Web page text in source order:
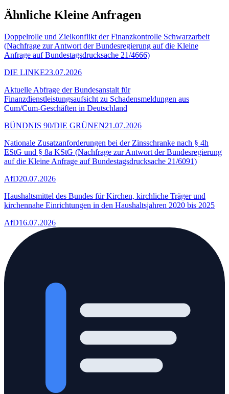
Ähnliche Kleine Anfragen
Doppelrolle und Zielkonflikt der Finanzkontrolle Schwarzarbeit
(Nachfrage zur Antwort der Bundesregierung auf die Kleine
Anfrage auf Bundestagsdrucksache 21/4666)
DIE LINKE23.07.2026
Aktuelle Abfrage der Bundesanstalt für
Finanzdienstleistungsaufsicht zu Schadensmeldungen aus
Cum/Cum-Geschäften in Deutschland
BÜNDNIS 90/DIE GRÜNEN21.07.2026
Nationale Zusatzanforderungen bei der Zinsschranke nach § 4h
EStG und § 8a KStG (Nachfrage zur Antwort der Bundesregierung
auf die Kleine Anfrage auf Bundestagsdrucksache 21/6091)
AfD20.07.2026
Haushaltsmittel des Bundes für Kirchen, kirchliche Träger und
kirchennahe Einrichtungen in den Haushaltsjahren 2020 bis 2025
AfD16.07.2026